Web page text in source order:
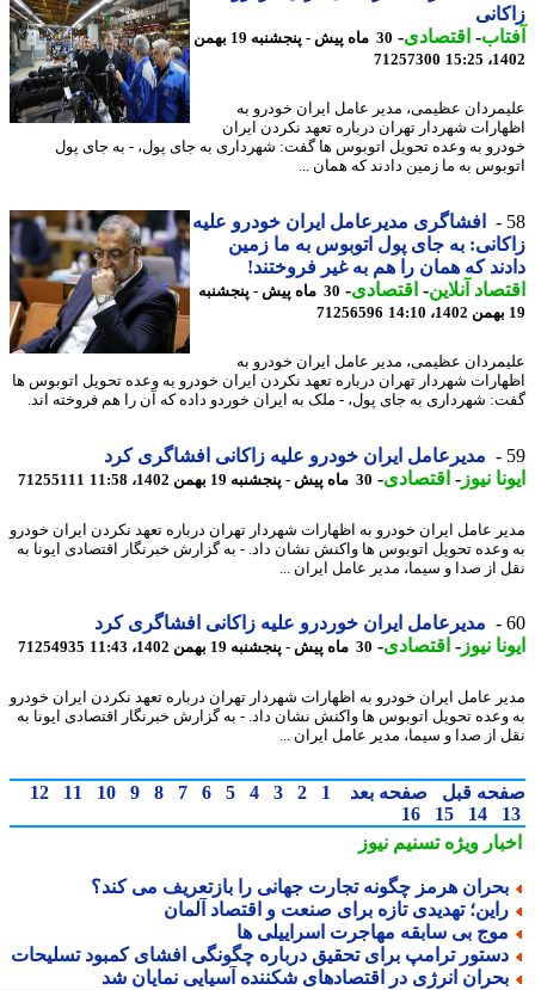
-اقتصادی-
30 ماه پیش - پنجشنبه 19 بهمن
71257300
عظیمی، مدیر عامل ایران خودرو به
شهردار تهران درباره تعهد نکردن ایران
به وعده تحویل اتوبوس ها گفت: شهرداری به جای پول، - به جای پول
به ما زمین دادند که همان ...
افشاگری مدیرعامل ایران خودرو علیه
به جای پول اتوبوس به ما زمین
که همان را هم به غیر فروختند!
آنلاین-اقتصادی-
30 ماه پیش - پنجشنبه
71256596
عظیمی، مدیر عامل ایران خودرو به
شهردار تهران درباره تعهد نکردن ایران خودرو به وعده تحویل اتوبوس ها
شهرداری به جای پول، - ملک به ایران خوردو داده که آن را هم فروخته اند.
مدیرعامل ایران خودرو علیه زاکانی افشاگری کرد
نیوز-اقتصادی-30 ماه پیش - پنجشنبه 19 بهمن 1402، 11:58 71255111
عامل ایران خودرو به اظهارات شهردار تهران درباره تعهد نکردن ایران خودرو
تحویل اتوبوس ها واکنش نشان داد. - به گزارش خبرنگار اقتصادی ایونا به
از صدا و سیما، مدیر عامل ایران ...
مدیرعامل ایران خوردرو علیه زاکانی افشاگری کرد
نیوز-اقتصادی-30 ماه پیش - پنجشنبه 19 بهمن 1402، 11:43 71254935
عامل ایران خودرو به اظهارات شهردار تهران درباره تعهد نکردن ایران خودرو
تحویل اتوبوس ها واکنش نشان داد. - به گزارش خبرنگار اقتصادی ایونا به
از صدا و سیما، مدیر عامل ایران ...
قبل صفحه بعد 1
2
3
4
5
6
7
8
9
10
11
12
14
15
16
ویژهتسنیم نیوز
هرمز چگونه تجارت جهانی را بازتعریف می کند؟
تهدیدی تازه برای صنعت و اقتصاد آلمان
بی سابقه مهاجرت اسراییلی ها
ترامپ برای تحقیق درباره چگونگی افشای کمبود تسلیحات
انرژی در اقتصادهای شکننده آسیایی نمایان شد